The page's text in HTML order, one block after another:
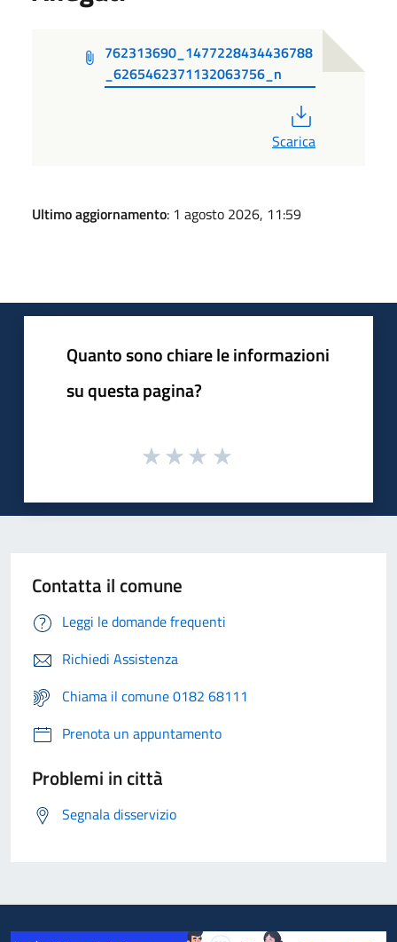
762313690_1477228434436788
_6265462371132063756_n
Scarica
Ultimo aggiornamento: 1 agosto 2026, 11:59
Quanto sono chiare le informazioni
su questa pagina?
Contatta il comune
Leggi le domande frequenti
Richiedi Assistenza
Chiama il comune 0182 68111
Prenota un appuntamento
Problemi in città
Segnala disservizio